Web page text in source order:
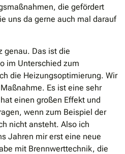
die gefördert
uns da gerne auch mal darauf
genau. Das ist die
im Unterschied zum
die Heizungsoptimierung. Wir
Es ist eine sehr
einen großen Effekt und
wenn zum Beispiel der
nicht ansteht. Also ich
Jahren mir erst eine neue
mit Brennwerttechnik, die